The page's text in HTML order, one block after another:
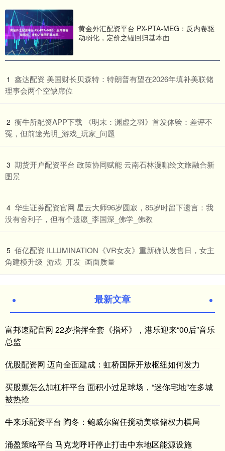
黄金外汇配资平台 PX-PTA-MEG：反内卷驱
动弱化，定价之锚回归基本面
1 ​鑫达配资 美国财长贝森特：特朗普有望在2026年填补美联储
理事会两个空缺席位
2 ​衡牛所配资APP下载 《明末：渊虚之羽》首发体验：差评不
冤，但前途光明_游戏_玩家_问题
3 ​期货开户配资平台 政策协同赋能 云南石林漫咖绘文旅融合新
图景
4 ​华生证券配资官网 星云大师96岁圆寂，85岁时留下遗言：我
没有舍利子，但有个遗愿_李国深_佛学_佛教
5 ​佰亿配资 ILLUMINATION《VR女友》重新确认发售日，女主
角建模升级_游戏_开发_画面质量
最新文章
富邦速配官网 22岁指挥全套《指环》，港乐迎来“00后”音乐
总监
优股配资网 迈向全面建成：虹桥国际开放枢纽如何发力
买股票怎么加杠杆平台 面积小过足球场，“迷你宅地”在多城
被热抢
牛来乐配资平台 陶冬：鲍威尔留任搅动美联储权力棋局
涌盈策略平台 马克龙呼吁停止打击中东地区能源设施